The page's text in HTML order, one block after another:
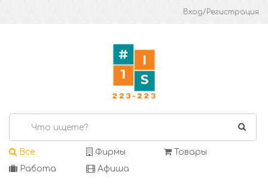
Вход/Регистрация
Все Фирмы
Товары
Работа
Афиша